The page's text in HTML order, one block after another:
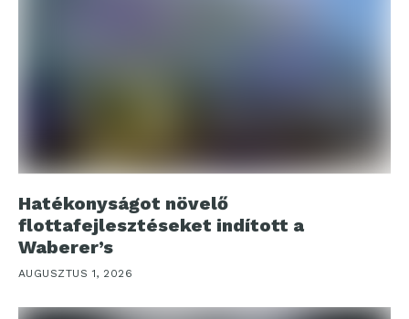
Hatékonyságot növelő
flottafejlesztéseket indított a
Waberer’s
AUGUSZTUS 1, 2026